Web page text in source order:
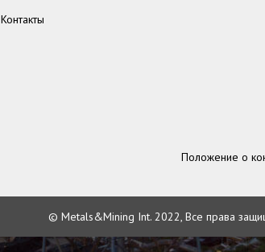
Контакты
Положение о
© Metals&Mining Int. 2022, Все права